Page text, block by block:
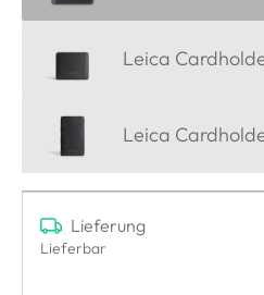
Leica
Leica
Lieferung
Lieferbar